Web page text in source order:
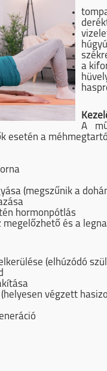
a
A
esetén a
(megszűnik a
hormonpótlás
megelőzhető és a
(elhúzódó
végzett